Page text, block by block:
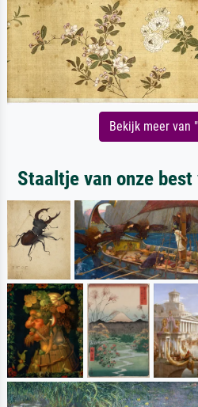
Bekijk meer van
Staaltje van onze